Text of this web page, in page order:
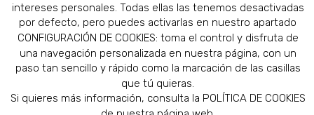
© 2019 AFISAN.COM - DISEÑADO POR INFORMATICA24.COM
Privacidad.Sus datos seguros.Politica de cookies.
intereses personales. Todas ellas las tenemos desactivadas
por defecto, pero puedes activarlas en nuestro apartado
CONFIGURACIÓN DE COOKIES: toma el control y disfruta de
una navegación personalizada en nuestra página, con un
paso tan sencillo y rápido como la marcación de las casillas
que tú quieras.
Si quieres más información, consulta la POLÍTICA DE COOKIES